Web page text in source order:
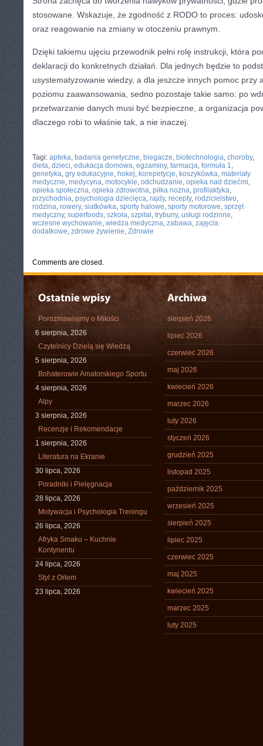
stosowane. Wskazuje, że zgodność z RODO to proces:
oraz reagowanie na zmiany w otoczeniu prawnym.
Dzięki takiemu ujęciu przewodnik pełni rolę instrukcji, która
deklaracji do konkretnych działań. Dla jednych będzie to
usystematyzowanie wiedzy, a dla jeszcze innych pomoc przy
poziomu zaawansowania, sedno pozostaje takie samo: po
przetwarzanie danych musi być bezpieczne, a organizacja
dlaczego robi to właśnie tak, a nie inaczej.
Tagi: apteka, badania genetyczne, biegacze, biotechnologia, choroby,
dieta, dzieci, edukacja domowa, egzaminy, farmacja, formuła 1,
genetyka, gry edukacyjne, hokej, korepetycje, koszykówka, materiały
medyczne, medycyna, motocykle, odchudzanie, opieka nad dziećmi,
opieka społeczna, opieka zdrowotna, piłka nożna, profilaktyka,
przychodnia, psychologia dziecięca, rajdy, recepty, rodzicielstwo,
rodzina, rowery, siatkówka, sporty halowe, sporty motorowe, sprzęt
medyczny, superfoods, szkoła, szpital , trybuny, usługi rodzinne,
wczesne wychowanie, wiedza medyczna, zabawa, zajęcia
dodatkowe, zdrowe żywienie, Zdrowie
Comments are closed.
Porozmawiajmy o Miłości
6 sierpnia, 2026
Czytelnicy Dzielą się Wiedzą
5 sierpnia, 2026
Bohaterowie Amatorskiego Sportu
4 sierpnia, 2026
Alpy
3 sierpnia, 2026
Recenzje i Rekomendacje
1 sierpnia, 2026
Literatura na Ekranie
30 lipca, 2026
Poradniki i Pielęgnacja
28 lipca, 2026
Motywacja i Psychologia Treningu
26 lipca, 2026
Afryka Smaku – Kuchnie
Kontynentu
24 lipca, 2026
Styl z Orłem
23 lipca, 2026
sierpień 2026
lipiec 2026
czerwiec 2026
maj 2026
kwiecień 2026
marzec 2026
luty 2026
styczeń 2026
grudzień 2025
listopad 2025
październik 2025
wrzesień 2025
sierpień 2025
lipiec 2025
czerwiec 2025
maj 2025
kwiecień 2025
marzec 2025
luty 2025